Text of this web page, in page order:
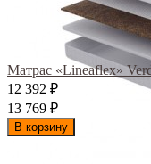
Матрас «Lineaflex»
12 392 ₽
13 769 ₽
В корзину